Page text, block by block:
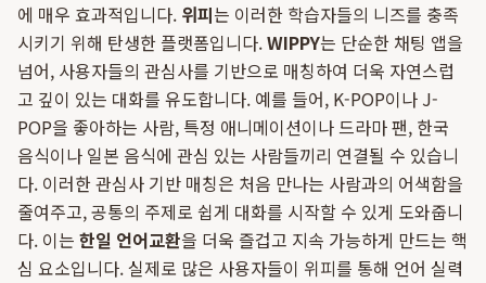
에 매우 효과적입니다. 위피는 이러한 학습자들의 니즈를 충족
시키기 위해 탄생한 플랫폼입니다.WIPPY는 단순한 채팅 앱을
넘어, 사용자들의 관심사를 기반으로 매칭하여 더욱 자연스럽
고 깊이 있는 대화를 유도합니다. 예를 들어, K-POP이나 J-
POP을 좋아하는 사람, 특정 애니메이션이나 드라마 팬, 한국
음식이나 일본 음식에 관심 있는 사람들끼리 연결될 수 있습니
다. 이러한 관심사 기반 매칭은 처음 만나는 사람과의 어색함을
줄여주고, 공통의 주제로 쉽게 대화를 시작할 수 있게 도와줍니
다. 이는 한일 언어교환을 더욱 즐겁고 지속 가능하게 만드는 핵
심 요소입니다. 실제로 많은 사용자들이 위피를 통해 언어 실력